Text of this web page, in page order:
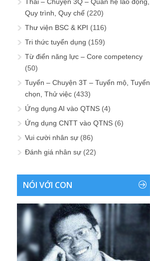
Quy trình, Quy chế (220)
Thư viện BSC & KPI (116)
Tri thức tuyển dụng (159)
Từ điển năng lực – Core competency
(50)
Tuyển – Chuyện 3T – Tuyển mộ, Tuyển
chọn, Thử việc (433)
Ứng dụng AI vào QTNS (4)
Ứng dụng CNTT vào QTNS (6)
Vui cười nhân sự (86)
Đánh giá nhân sự (22)
NÓI VỚI CON